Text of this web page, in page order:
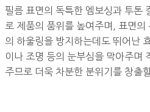
필름 표면의 독특한 엠보싱과 투톤
로 제품의 품위를 높여주며, 표면
의 하울링을 방지하는데도 뛰어난
이나 조명 등의 눈부심을 막아주며
주므로 더욱 차분한 분위기를 창출